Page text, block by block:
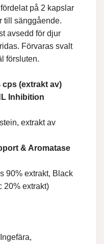
på 2 kapslar
till sänggående.
avsedd för djur
Förvaras svalt
försluten.
cps (extrakt av)
Inhibition
extrakt av
& Aromatase
90% extrakt, Black
20% extrakt)